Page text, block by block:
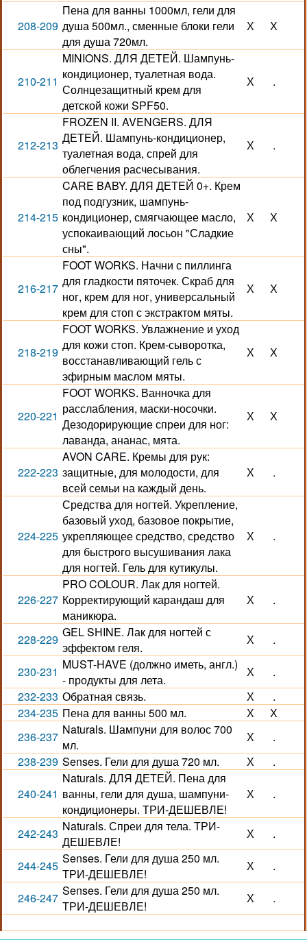
208-209
Пена для ванны 1000мл, гели для
душа 500мл., сменные блоки гели
для душа 720мл.
Х Х
210-211
MINIONS. ДЛЯ ДЕТЕЙ. Шампунь-
кондиционер, туалетная вода.
Солнцезащитный крем для
детской кожи SPF50.
Х .
212-213
FROZEN II. AVENGERS. ДЛЯ
ДЕТЕЙ. Шампунь-кондиционер,
туалетная вода, спрей для
облегчения расчесывания.
Х .
214-215
CARE BABY. ДЛЯ ДЕТЕЙ 0+. Крем
под подгузник, шампунь-
кондиционер, смягчающее масло,
успокаивающий лосьон "Сладкие
сны".
Х Х
216-217
FOOT WORKS. Начни с пиллинга
для гладкости пяточек. Скраб для
ног, крем для ног, универсальный
крем для стоп с экстрактом мяты.
Х Х
218-219
FOOT WORKS. Увлажнение и уход
для кожи стоп. Крем-сыворотка,
восстанавливающий гель с
эфирным маслом мяты.
Х Х
220-221
FOOT WORKS. Ванночка для
расслабления, маски-носочки.
Дезодорирующие спреи для ног:
лаванда, ананас, мята.
Х Х
222-223
AVON CARE. Кремы для рук:
защитные, для молодости, для
всей семьи на каждый день.
Х .
224-225
Средства для ногтей. Укрепление,
базовый уход, базовое покрытие,
укрепляющее средство, средство
для быстрого высушивания лака
для ногтей. Гель для кутикулы.
Х .
226-227
PRO COLOUR. Лак для ногтей.
Корректирующий карандаш для
маникюра.
Х .
228-229 GEL SHINE. Лак для ногтей с
эффектом геля.
Х .
230-231 MUST-HAVE (должно иметь, англ.)
- продукты для лета.
Х
.
232-233 Обратная связь. Х
.
234-235 Пена для ванны 500 мл. Х
Х
236-237 Naturals. Шампуни для волос 700
мл.
Х
.
238-239 Senses. Гели для душа 720 мл. Х .
240-241
Naturals. ДЛЯ ДЕТЕЙ. Пена для
ванны, гели для душа, шампуни-
кондиционеры. ТРИ-ДЕШЕВЛЕ!
Х .
242-243 Naturals. Спреи для тела. ТРИ-
ДЕШЕВЛЕ!
Х .
244-245 Senses. Гели для душа 250 мл.
ТРИ-ДЕШЕВЛЕ!
Х .
246-247 Senses. Гели для душа 250 мл.
ТРИ-ДЕШЕВЛЕ!
Х .